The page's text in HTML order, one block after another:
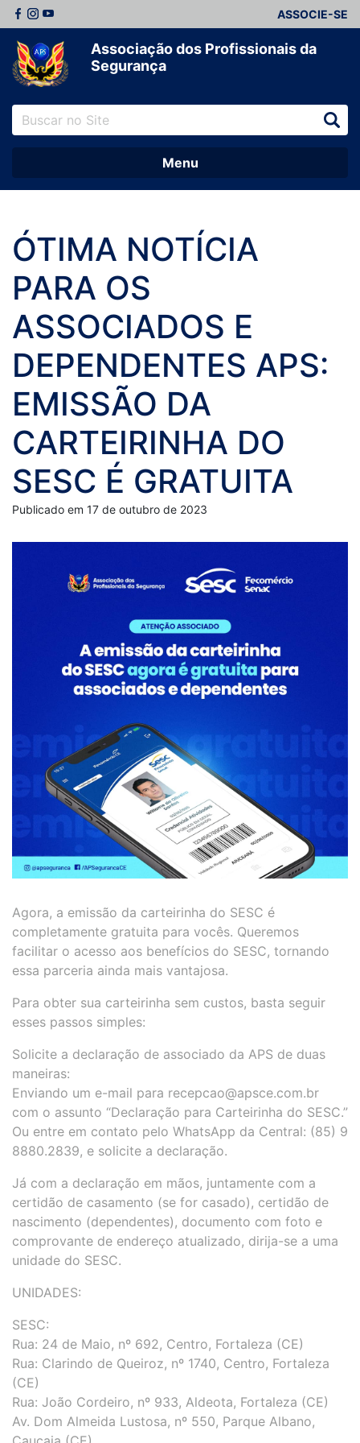
ASSOCIE-SE
Associação dos Profissionais da
Segurança
Menu
ÓTIMA NOTÍCIA
PARA OS
ASSOCIADOS E
DEPENDENTES APS:
EMISSÃO DA
CARTEIRINHA DO
SESC É GRATUITA
Publicado em 17 de outubro de 2023
Agora, a emissão da carteirinha do SESC é
completamente gratuita para vocês. Queremos
facilitar o acesso aos benefícios do SESC, tornando
essa parceria ainda mais vantajosa.
Para obter sua carteirinha sem custos, basta seguir
esses passos simples:
Solicite a declaração de associado da APS de duas
maneiras:
Enviando um e-mail para recepcao@apsce.com.br
com o assunto “Declaração para Carteirinha do SESC.”
Ou entre em contato pelo WhatsApp da Central: (85) 9
8880.2839, e solicite a declaração.
Já com a declaração em mãos, juntamente com a
certidão de casamento (se for casado), certidão de
nascimento (dependentes), documento com foto e
comprovante de endereço atualizado, dirija-se a uma
unidade do SESC.
UNIDADES:
SESC:
Rua: 24 de Maio, nº 692, Centro, Fortaleza (CE)
Rua: Clarindo de Queiroz, nº 1740, Centro, Fortaleza
(CE)
Rua: João Cordeiro, nº 933, Aldeota, Fortaleza (CE)
Av. Dom Almeida Lustosa, nº 550, Parque Albano,